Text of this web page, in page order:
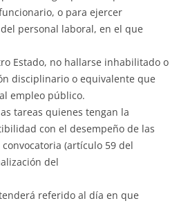
o para ejercer
personal laboral, en el que
Estado, no hallarse inhabilitado o
disciplinario o equivalente que
empleo público.
tareas quienes tengan la
con el desempeño de las
(artículo 59 del
del
referido al día en que